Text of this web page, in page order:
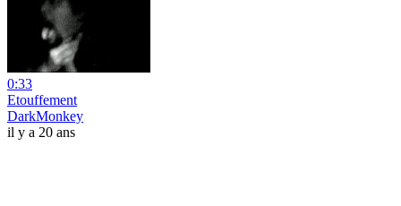
0:33
Etouffement
DarkMonkey
il y a 20 ans